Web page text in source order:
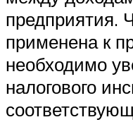
предприятия.
применена к
необходимо
налогового